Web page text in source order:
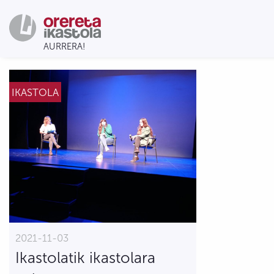
IKASTOLA
2021-11-03
Ikastolatik ikastolara